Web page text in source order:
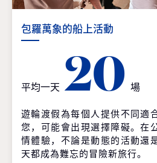
包羅萬象的船上活動
平均一天 20 場
遊輪渡假為每個人提供不同適
您，可能會出現選擇障礙。在
情體驗，不論是動態的活動還
天都成為難忘的冒險新旅行。